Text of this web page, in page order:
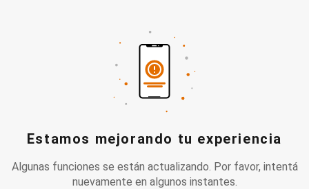
Estamos mejorando tu experiencia
Algunas funciones se están actualizando. Por favor, intentá
nuevamente en algunos instantes.